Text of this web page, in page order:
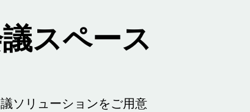
スペース
ソリューションをご用意